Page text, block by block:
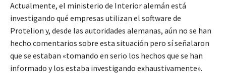
Actualmente, el ministerio de Interior alemán está
investigando qué empresas utilizan el software de
Protelion y, desde las autoridades alemanas, aún no se han
hecho comentarios sobre esta situación pero sí señalaron
que se estaban «tomando en serio los hechos que se han
informado y los estaba investigando exhaustivamente».